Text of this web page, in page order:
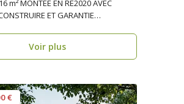
m² MONTÉE EN RE2020 AVEC
ET GARANTIE
Voir plus
€